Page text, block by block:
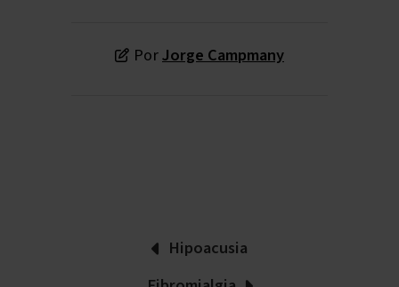
PorJorge Campmany
Hipoacusia